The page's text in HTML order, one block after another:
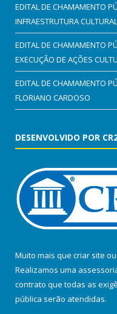
EDITAL DE CHAMAMENTO
INFRAESTRUTURA CULTURAL
EDITAL DE CHAMAMENTO
EXECUÇÃO DE AÇÕES
EDITAL DE CHAMAMENTO
FLORIANO CARDOSO
DESENVOLVIDO POR
Muito mais que criar site ou
Realizamos uma
contrato que todas as
pública serão atendidas.